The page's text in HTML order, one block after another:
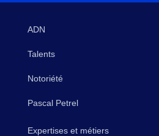
ADN
Talents
Notoriété
Pascal Petrel
Expertises et métiers